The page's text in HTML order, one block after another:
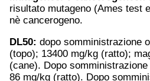
risultato mutageno (Ames test
nè cancerogeno.
DL50: dopo somministrazione
(topo); 13400 mg/kg (ratto);
(cane). Dopo
86 mg/kg (ratto). Dopo